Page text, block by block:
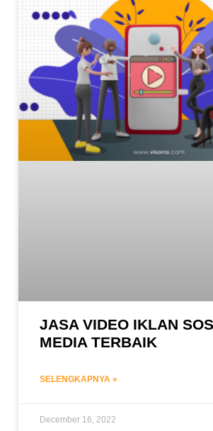
JASA VIDEO IKLAN
MEDIA TERBAIK
SELENGKAPNYA »
December 16, 2022